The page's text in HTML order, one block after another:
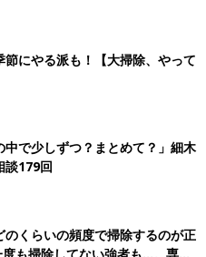
にやる派も！【大掃除、やって
中で少しずつ？まとめて？」細木
談179回
のくらいの頻度で掃除するのが正